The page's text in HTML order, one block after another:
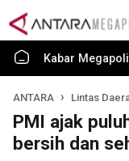
Kabar
ANTARA Lintas
PMI ajak
bersih dan